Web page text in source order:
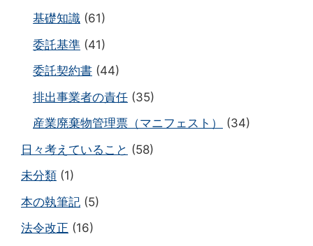
基礎知識 (61)
委託基準 (41)
委託契約書 (44)
排出事業者の責任 (35)
産業廃棄物管理票（マニフェスト）
(34)
日々考えていること (58)
未分類 (1)
本の執筆記 (5)
法令改正 (16)